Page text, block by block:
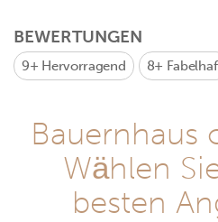
BEWERTUNGEN
9+ Hervorragend 8+
Bauernhaus
Wählen
besten